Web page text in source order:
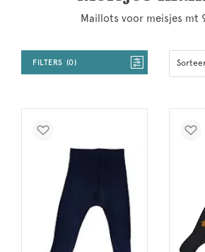
Maillots voor meisjes mt
FILTERS 0